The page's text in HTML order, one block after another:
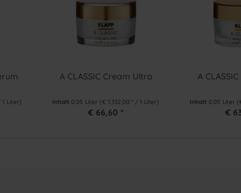
1 Liter)
A CLASSIC Cream Ultra
Inhalt 0.05 Liter(€ 1.332,00 * / 1 Liter)
€ 66,60 *
A
Inhalt 0.05 Liter
€